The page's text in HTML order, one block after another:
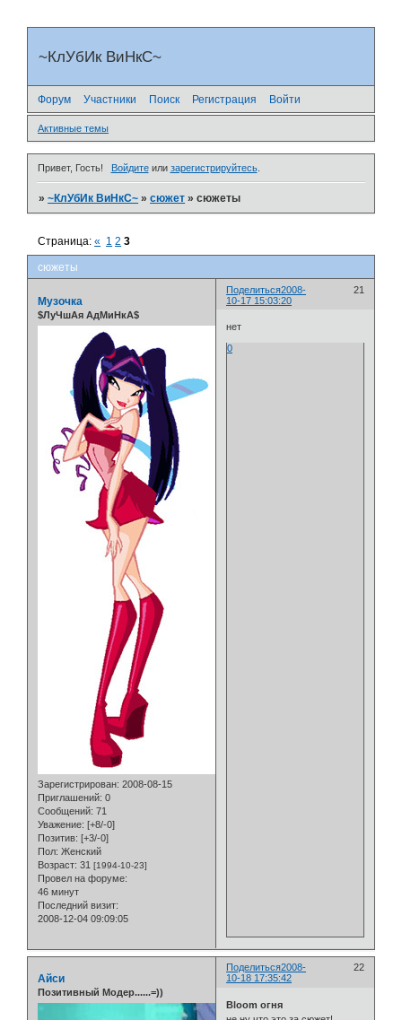
~КлУбИк ВиНкС~
Форум Участники Поиск Регистрация Войти
Активные темы
Привет, Гость! Войдитеили зарегистрируйтесь.
»~КлУбИк ВиНкС~ »сюжет »сюжеты
сюжеты
Страница:« 1 2 3
Поделиться 21
2008-
10-17 15:03:20
Музочка
$ЛуЧшАя АдМиНкА$
Зарегистрирован: 2008-08-15
Приглашений: 0
Сообщений: 71
Уважение: [+8/-0]
Позитив: [+3/-0]
Пол: Женский
Возраст: 31 [1994-10-23]
Провел на форуме:
46 минут
Последний визит:
2008-12-04 09:09:05
нет
0
Поделиться 22
2008-
10-18 17:35:42
Айси
Позитивный Модер......=))
Bloom огня